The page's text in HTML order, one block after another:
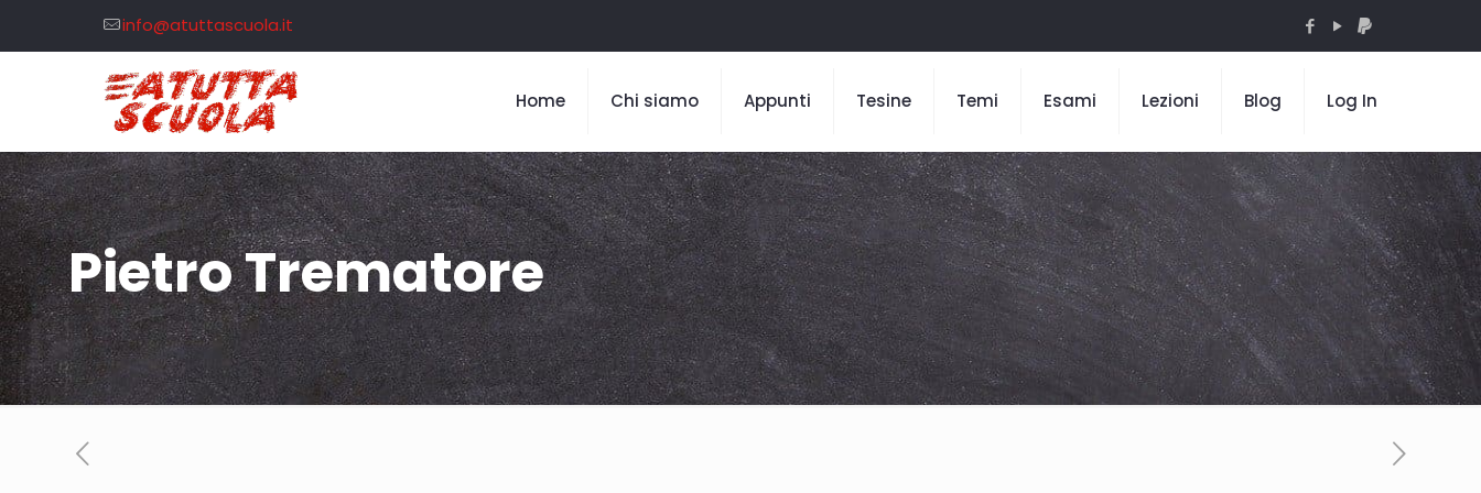
info@atuttascuola.it
Home Chi siamo Appunti Tesine Temi Esami Lezioni Blog Log In
Pietro Trematore